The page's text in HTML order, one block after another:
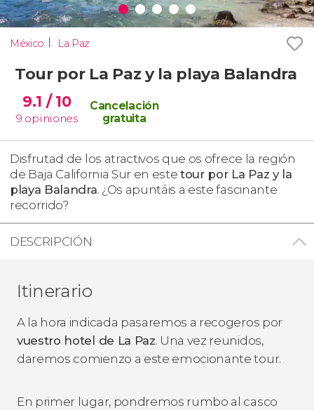
México La Paz
Tour por La Paz y la playa Balandra
9.1 / 10
9 opiniones
Cancelación
gratuita
Disfrutad de los atractivos que os ofrece la región
de Baja California Sur en estetour por La Paz y la
playa Balandra. ¿Os apuntáis a este fascinante
recorrido?
DESCRIPCIÓN
Itinerario
A la hora indicada pasaremos a recogeros por
vuestro hotel de La Paz. Una vez reunidos,
daremos comienzo a este emocionante tour.
En primer lugar, pondremos rumbo al casco